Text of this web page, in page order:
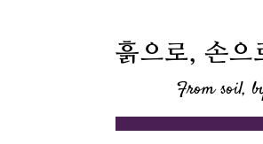
흙으로, 손으
From soil,